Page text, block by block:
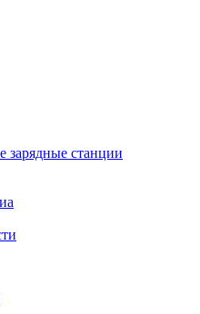
зарядные станции